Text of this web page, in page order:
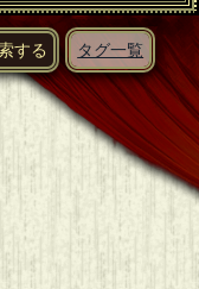
する タグ一覧